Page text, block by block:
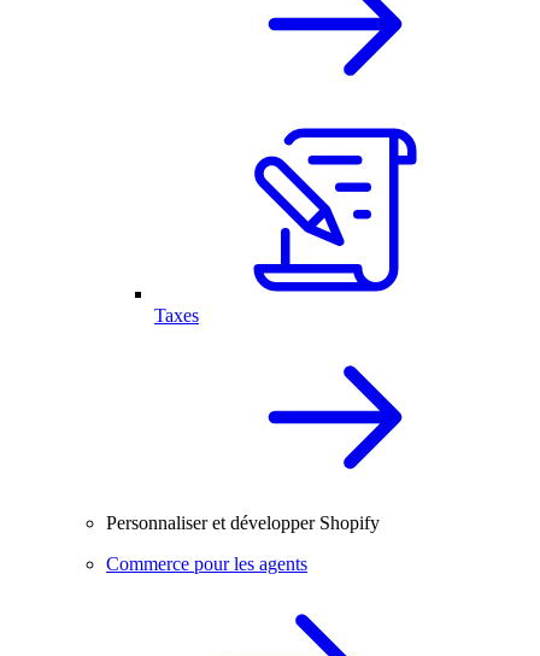
Taxes
Personnaliser et développer Shopify
Commerce pour les agents